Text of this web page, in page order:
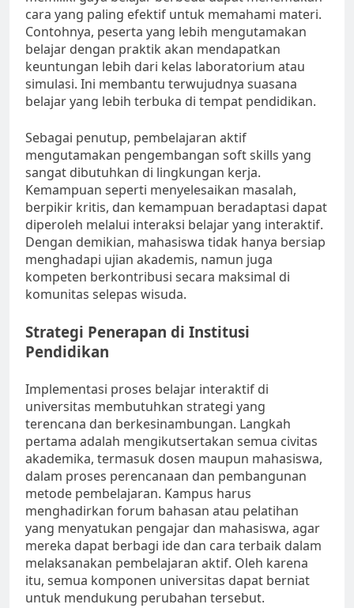
cara yang paling efektif untuk memahami materi.
Contohnya, peserta yang lebih mengutamakan
belajar dengan praktik akan mendapatkan
keuntungan lebih dari kelas laboratorium atau
simulasi. Ini membantu terwujudnya suasana
belajar yang lebih terbuka di tempat pendidikan.
Sebagai penutup, pembelajaran aktif
mengutamakan pengembangan soft skills yang
sangat dibutuhkan di lingkungan kerja.
Kemampuan seperti menyelesaikan masalah,
berpikir kritis, dan kemampuan beradaptasi dapat
diperoleh melalui interaksi belajar yang interaktif.
Dengan demikian, mahasiswa tidak hanya bersiap
menghadapi ujian akademis, namun juga
kompeten berkontribusi secara maksimal di
komunitas selepas wisuda.
Strategi Penerapan di Institusi
Pendidikan
Implementasi proses belajar interaktif di
universitas membutuhkan strategi yang
terencana dan berkesinambungan. Langkah
pertama adalah mengikutsertakan semua civitas
akademika, termasuk dosen maupun mahasiswa,
dalam proses perencanaan dan pembangunan
metode pembelajaran. Kampus harus
menghadirkan forum bahasan atau pelatihan
yang menyatukan pengajar dan mahasiswa, agar
mereka dapat berbagi ide dan cara terbaik dalam
melaksanakan pembelajaran aktif. Oleh karena
itu, semua komponen universitas dapat berniat
untuk mendukung perubahan tersebut.